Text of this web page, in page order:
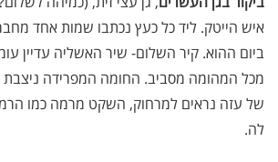
איש הייטק. ליד כל כעץ נכתבו שמות אחד
ביום ההוא. קיר השלום- שיר האשליה עדיין
מכל המהומה מסביב. החומה המפרידה ניצבת
של עזה נראים למרחוק, השקט מרמה כמו
לה.